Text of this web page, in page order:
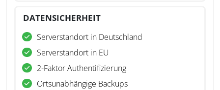
DATENSICHERHEIT
Serverstandort in Deutschland
Serverstandort in EU
2-Faktor Authentifizierung
Ortsunabhängige Backups